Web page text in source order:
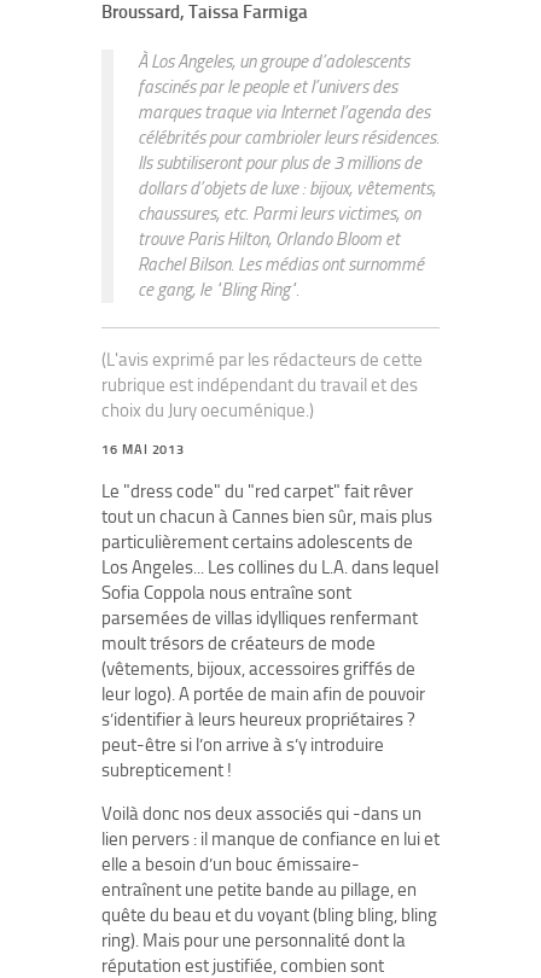
Broussard, Taissa Farmiga
À Los Angeles, un groupe d’adolescents
fascinés par le people et l’univers des
marques traque via Internet l’agenda des
célébrités pour cambrioler leurs résidences.
Ils subtiliseront pour plus de 3 millions de
dollars d’objets de luxe : bijoux, vêtements,
chaussures, etc. Parmi leurs victimes, on
trouve Paris Hilton, Orlando Bloom et
Rachel Bilson. Les médias ont surnommé
ce gang, le "Bling Ring".
(L'avis exprimé par les rédacteurs de cette
rubrique est indépendant du travail et des
choix du Jury oecuménique.)
16 MAI 2013
Le "dress code" du "red carpet" fait rêver
tout un chacun à Cannes bien sûr, mais plus
particulièrement certains adolescents de
Los Angeles... Les collines du L.A. dans lequel
Sofia Coppola nous entraîne sont
parsemées de villas idylliques renfermant
moult trésors de créateurs de mode
(vêtements, bijoux, accessoires griffés de
leur logo). A portée de main afin de pouvoir
s’identifier à leurs heureux propriétaires ?
peut-être si l’on arrive à s’y introduire
subrepticement !
Voilà donc nos deux associés qui -dans un
lien pervers : il manque de confiance en lui et
elle a besoin d’un bouc émissaire-
entraînent une petite bande au pillage, en
quête du beau et du voyant (bling bling, bling
ring). Mais pour une personnalité dont la
réputation est justifiée, combien sont